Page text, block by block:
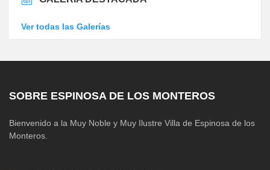
Ver todas las Galerías
SOBRE ESPINOSA DE LOS MONTEROS
Bienvenido a la Muy Noble y Muy Ilustre Villa de Espinosa de los
Monteros.